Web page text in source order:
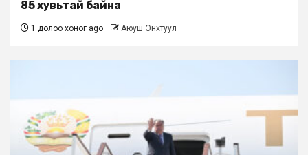
85 хувьтай байна
1 долоо хоног ago Аюуш Энхтуул